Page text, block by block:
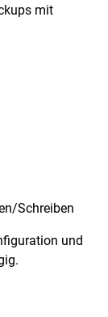
mit
Schreiben
und